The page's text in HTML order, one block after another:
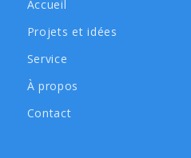
Accueil
Projets et idées
Service
À propos
Contact